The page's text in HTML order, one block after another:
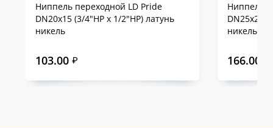
Ниппель переходной LD Pride
DN20х15 (3/4"НР х 1/2"НР) латунь
никель
103.00 ₽
Ниппель
DN25х20
никель
166.00